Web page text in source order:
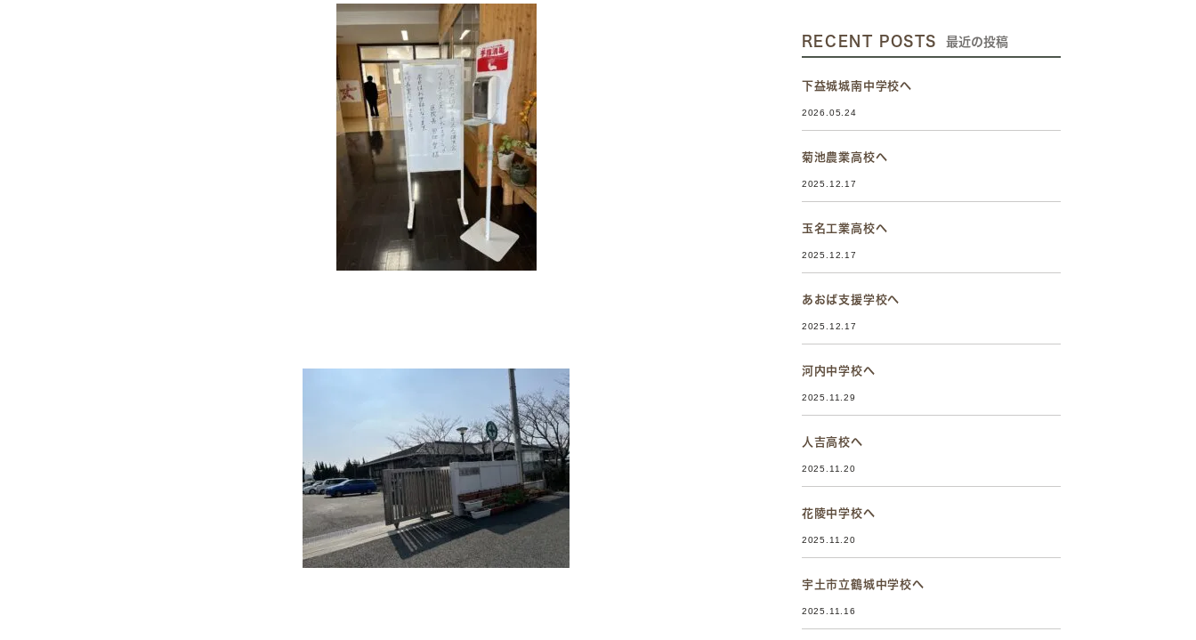
RECENT POSTS 最近の投稿
下益城城南中学校へ
2026.05.24
菊池農業高校へ
2025.12.17
玉名工業高校へ
2025.12.17
あおば支援学校へ
2025.12.17
河内中学校へ
2025.11.29
人吉高校へ
2025.11.20
花陵中学校へ
2025.11.20
宇土市立鶴城中学校へ
2025.11.16